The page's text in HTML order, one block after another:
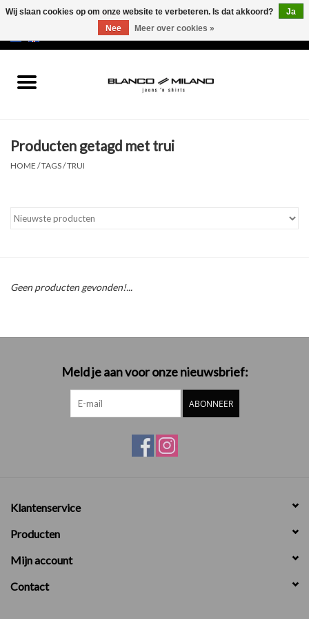
SALE 50%
Merken
Producten getagd met trui
HOME /TAGS/TRUI
Geen producten gevonden!...
Meld je aan voor onze nieuwsbrief:
ABONNEER
Klantenservice
Producten
Mijn account
Contact
Wij slaan cookies op om onze website te verbeteren. Is dat akkoord?
Ja
Nee
Meer over cookies »